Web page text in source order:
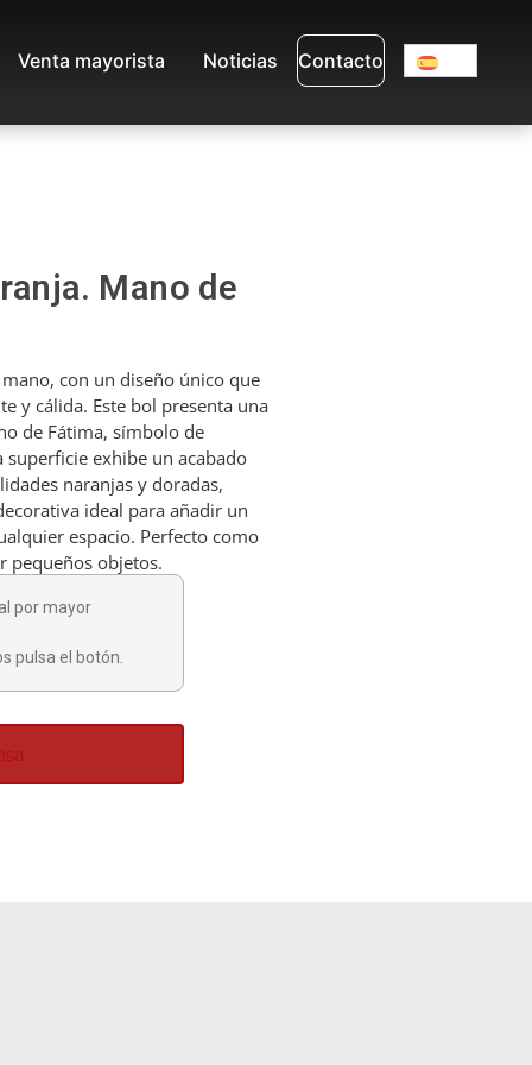
Venta mayorista Noticias Contacto
Mano de
con un diseño único que
y cálida. Este bol presenta una
de Fátima, símbolo de
exhibe un acabado
naranjas y doradas,
ideal para añadir un
espacio. Perfecto como
pequeños objetos.
por mayor
pulsa el botón.